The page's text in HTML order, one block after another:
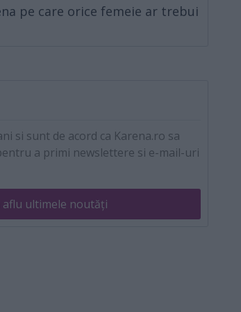
pe care orice femeie ar trebui
si sunt de acord ca Karena.ro sa
a primi newslettere si e-mail-uri
aflu ultimele noutăți